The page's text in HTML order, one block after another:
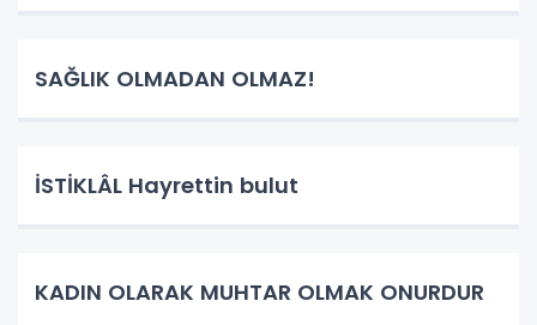
SAĞLIK OLMADAN OLMAZ!
İSTİKLÂL Hayrettin bulut
KADIN OLARAK MUHTAR OLMAK ONURDUR